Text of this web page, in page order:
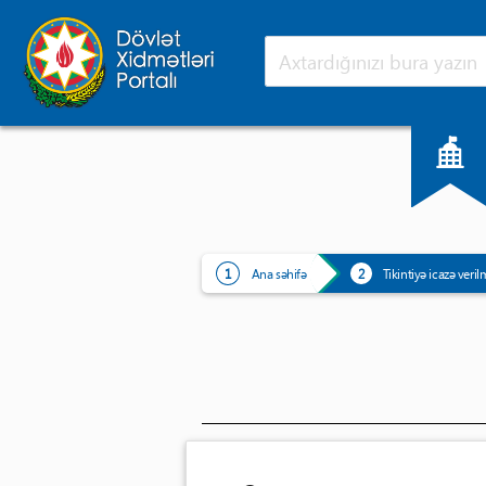
Ana səhifə Yeniliklər
Ana səhifə Tikintiyə icazə